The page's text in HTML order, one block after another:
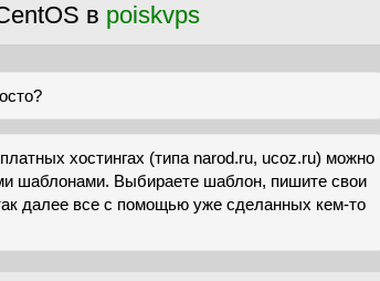
в poiskvps
хостингах (типа narod.ru, ucoz.ru) можно
шаблонами. Выбираете шаблон, пишите свои
далее все с помощью уже сделанных кем-то